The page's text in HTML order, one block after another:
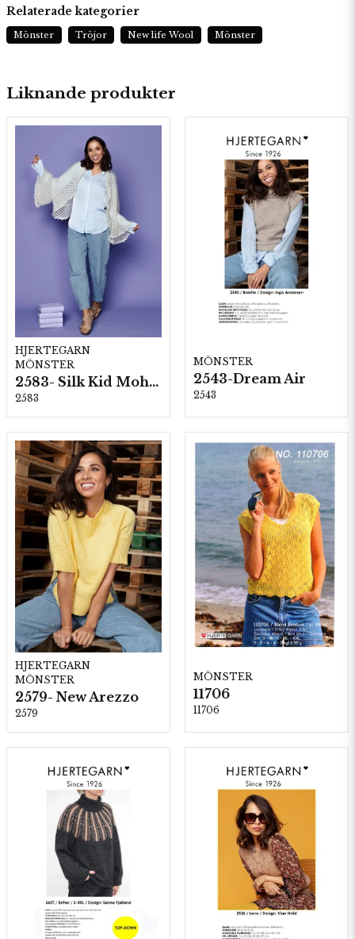
Liknande produkter
HJERTEGARN
MÖNSTER
2583- Silk Kid Mohair
2583
MÖNSTER
2543-Dream Air
2543
HJERTEGARN
MÖNSTER
2579- New Arezzo
2579
MÖNSTER
11706
11706
Relaterade kategorier
Mönster Tröjor New life Wool Mönster